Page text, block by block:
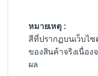
หมายเหตุ :
สีที่ปรากฏบนเว็บไ
ของสินค้าจริงเนื่อง
ผล